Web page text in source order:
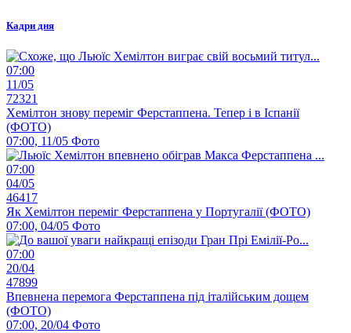
Кадри дня
07:00
11/05
72321
Хемілтон знову переміг Ферстаппена. Тепер і в Іспанії
(ФОТО)
07:00, 11/05 Фото
07:00
04/05
46417
Як Хемілтон переміг Ферстаппена у Португалії (ФОТО)
07:00, 04/05 Фото
07:00
20/04
47899
Впевнена перемога Ферстаппена під італійським дощем
(ФОТО)
07:00, 20/04 Фото